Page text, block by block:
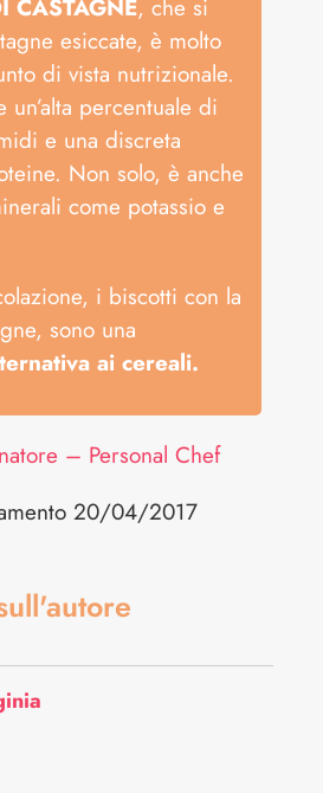
CASTAGNE, che si
esiccate, è molto
di vista nutrizionale.
un’alta percentuale di
e una discreta
Non solo, è anche
come potassio e
i biscotti con la
sono una
ai cereali.
– Personal Chef
20/04/2017